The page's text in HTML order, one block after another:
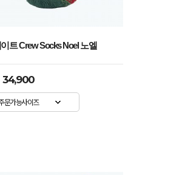
트 Crew Socks Noel 노엘
34,900
문가능사이즈